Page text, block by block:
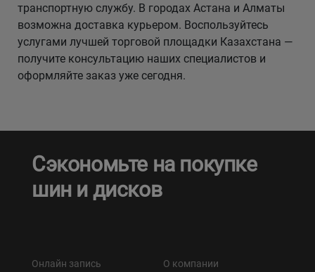
транспортную службу. В городах Астана и Алматы
возможна доставка курьером. Воспользуйтесь
услугами лучшей торговой площадки Казахстана —
получите консультацию наших специалистов и
оформляйте заказ уже сегодня.
Сэкономьте на покупке
шин и дисков
Онлайн запись
О компании